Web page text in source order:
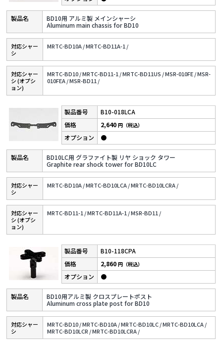
BD10用 アルミ製 メインシャーシ
Aluminum main chassis for BD10
対応シャー
シ
MRTC-BD10A /MRTC-BD11A-1 /
対応シャー
シ (オプシ
ョン)
MRTC-BD10 /MRTC-BD11-1 /MRTC-BD11US /MSR-010FE /MSR-
010FEA /MSR-BD11 /
B10-018LCA
BD10LC用 グラファイト製 リヤ ショック タワー
Graphite rear shock tower for BD10LC
2,640円（税込）
●
対応シャー
シ
MRTC-BD10A /MRTC-BD10LCA /MRTC-BD10LCRA /
対応シャー
シ (オプシ
ョン)
MRTC-BD11-1 /MRTC-BD11A-1 /MSR-BD11 /
B10-118CPA
BD10用アルミ製 クロスプレートポスト
Aluminum cross plate post for BD10
2,860円（税込）
●
対応シャー
シ
MRTC-BD10 /MRTC-BD10A /MRTC-BD10LC /MRTC-BD10LCA /
MRTC-BD10LCR /MRTC-BD10LCRA /